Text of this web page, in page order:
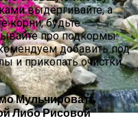
Посадить
выдёргивайте, а
корни, будьте
про подкормы:
добавить под
и прикопать очистки
Мульчировать
Либо Рисовой